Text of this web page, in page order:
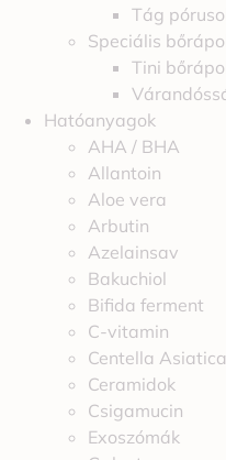
Tág
Speciális
Tini
Hatóanyagok
AHA / BHA
Allantoin
Aloe vera
Arbutin
Azelainsav
Bakuchiol
Bifida ferment
C-vitamin
Centella
Ceramidok
Csigamucin
Exoszómák